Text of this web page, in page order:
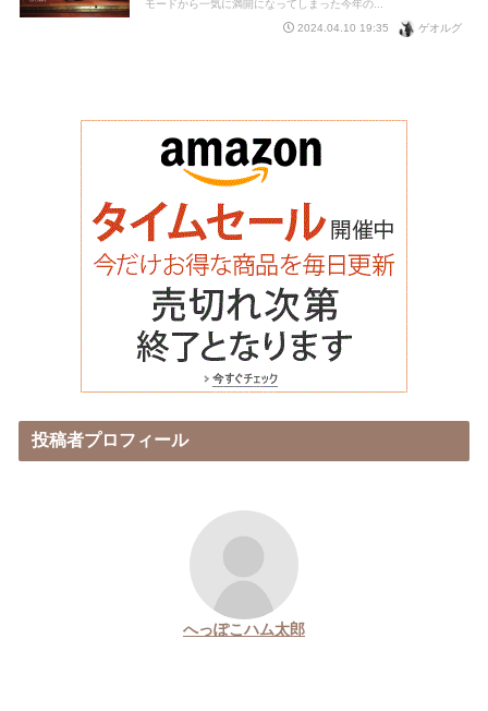
モードから一気に満開になってしまった今年の...
2024.04.10 19:35
ゲオルグ
投稿者プロフィール
へっぽこハム太郎